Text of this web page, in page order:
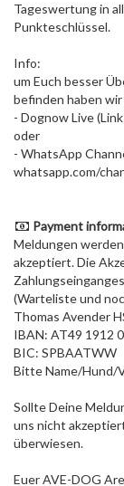
Tageswertung in
Punkteschlüssel.
Info:
um Euch besser
befinden haben
- Dognow Live
oder
- WhatsApp
whatsapp.com/
Payment
Meldungen
akzeptiert. Die
(Warteliste und
Thomas Avender
IBAN: AT49 1912
BIC: SPBAATWW
Bitte Name/Hund/
Sollte Deine
uns nicht
überwiesen.
Euer AVE-DOG